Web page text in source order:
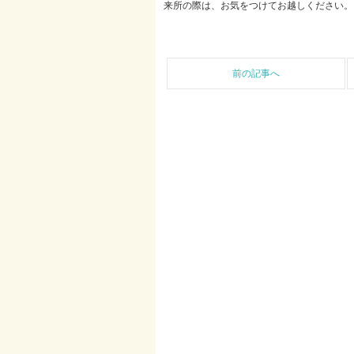
来所の際は、お気をつけてお越しください。
前の記事へ